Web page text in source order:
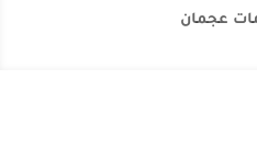
عجمان